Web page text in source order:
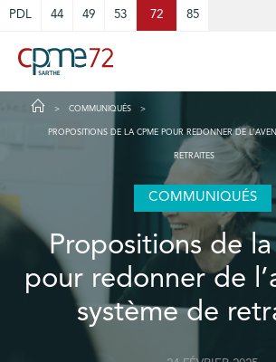
PDL 44 49 53 72 85
COMMUNIQUÉS
PROPOSITIONS DE LA CPME POUR REDONNER DE
RETRAITES
COMMUNIQUÉS
Propositions de la
pour redonner de
système de
Cookies management panel